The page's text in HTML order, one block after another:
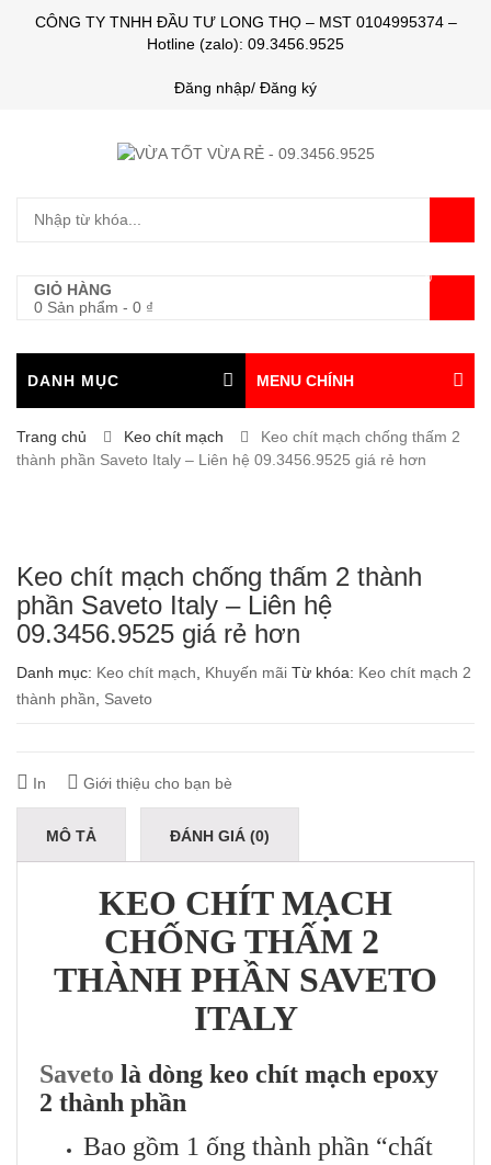
CÔNG TY TNHH ĐẦU TƯ LONG THỌ – MST 0104995374 –
Hotline (zalo): 09.3456.9525
Đăng nhập/ Đăng ký
GIỎ HÀNG
0 Sản phẩm - 0 ₫
0
DANH MỤC MENU CHÍNH
Trang chủ Keo chít mạch
Keo chít mạch chống thấm 2
thành phần Saveto Italy – Liên hệ 09.3456.9525 giá rẻ hơn
Keo chít mạch chống thấm 2 thành
phần Saveto Italy – Liên hệ
09.3456.9525 giá rẻ hơn
Danh mục: Keo chít mạch Khuyến mãi Từ khóa: Keo chít mạch 2
thành phần
Saveto
In Giới thiệu cho bạn bè
MÔ TẢ ĐÁNH GIÁ (0)
KEO CHÍT MẠCH
CHỐNG THẤM 2
THÀNH PHẦN SAVETO
ITALY
Saveto là dòng keo chít mạch epoxy
2 thành phần
Bao gồm 1 ống thành phần “chất